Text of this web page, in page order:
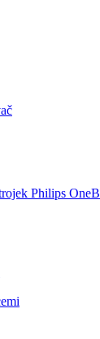
Philips